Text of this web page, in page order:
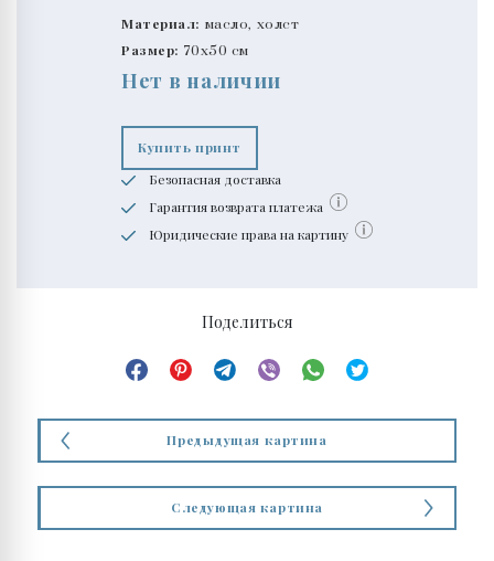
Материал: масло, холст
Размер: 70x50 см
Нет в наличии
Купить принт
Безопасная доставка
Гарантия возврата платежа
Юридические права на картину
Поделиться
Предыдущая картина
Следующая картина